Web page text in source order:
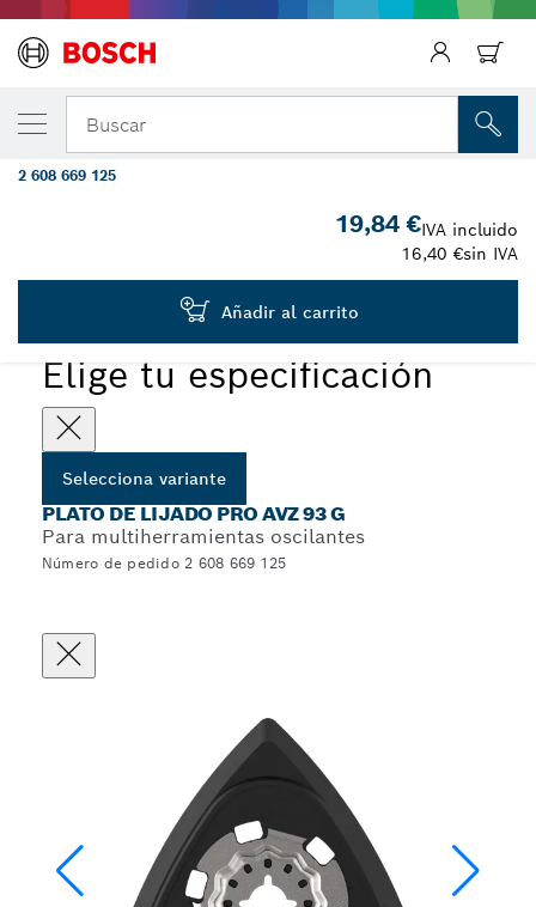
Buscar
Elige tu especificación
Selecciona variante
PLATO DE LIJADO PRO AVZ 93 G
Para multiherramientas oscilantes
Número de pedido 2 608 669 125
TU VARIANTE SELECCIONADA
Accesorio multiherramienta PRO AVZ 93
G, 93 mm
2 608 669 125
19,84 €IVA incluido
16,40 €sin IVA
Añadir al carrito